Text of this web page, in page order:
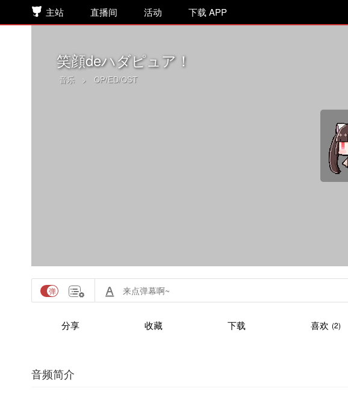
主站 直播间 活动 下载 APP
笑顔deハダピュア！
音乐 > OP/ED/OST
分享 收藏 下载 喜欢 (2)
音频简介